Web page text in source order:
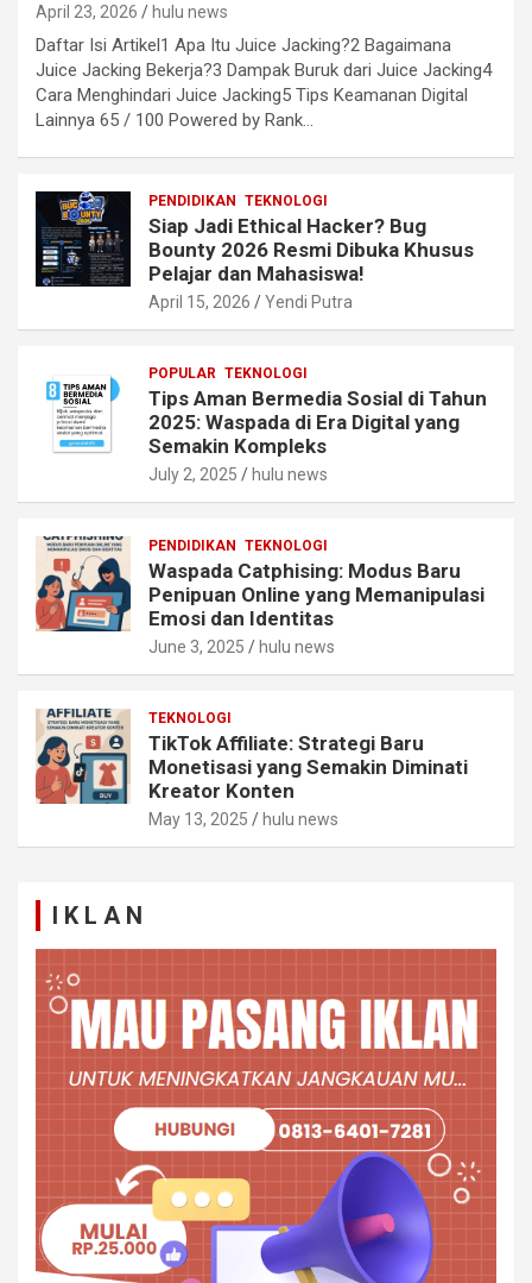
April 23, 2026 hulu news
Daftar Isi Artikel1 Apa Itu Juice Jacking?2 Bagaimana
Juice Jacking Bekerja?3 Dampak Buruk dari Juice Jacking4
Cara Menghindari Juice Jacking5 Tips Keamanan Digital
Lainnya 65 / 100 Powered by Rank…
PENDIDIKAN TEKNOLOGI
Siap Jadi Ethical Hacker? Bug
Bounty 2026 Resmi Dibuka Khusus
Pelajar dan Mahasiswa!
April 15, 2026 Yendi Putra
POPULAR TEKNOLOGI
Tips Aman Bermedia Sosial di Tahun
2025: Waspada di Era Digital yang
Semakin Kompleks
July 2, 2025 hulu news
PENDIDIKAN TEKNOLOGI
Waspada Catphising: Modus Baru
Penipuan Online yang Memanipulasi
Emosi dan Identitas
June 3, 2025 hulu news
TEKNOLOGI
TikTok Affiliate: Strategi Baru
Monetisasi yang Semakin Diminati
Kreator Konten
May 13, 2025 hulu news
I K L A N